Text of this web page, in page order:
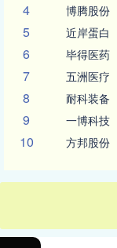
4 博腾股份
5 近岸蛋白
6 毕得医药
7 五洲医疗
8 耐科装备
9 一博科技
10 方邦股份